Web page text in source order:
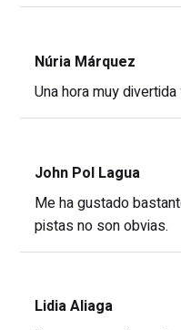
Núria Márquez
Una hora muy
John Pol Lagua
Me ha gustado
pistas no son obvias.
Lidia Aliaga